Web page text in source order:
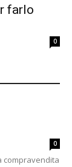
farlo
0
0
compravendita